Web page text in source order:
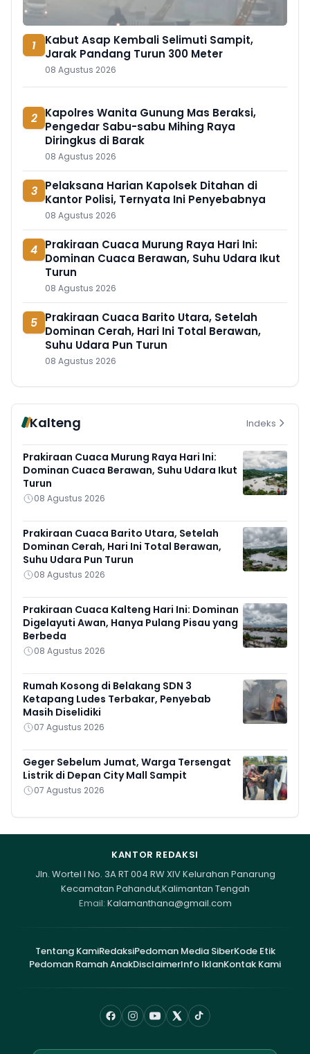
1
Kabut Asap Kembali Selimuti Sampit,
Jarak Pandang Turun 300 Meter
08 Agustus 2026
2 Kapolres Wanita Gunung Mas Beraksi,
Pengedar Sabu-sabu Mihing Raya
Diringkus di Barak
08 Agustus 2026
3 Pelaksana Harian Kapolsek Ditahan di
Kantor Polisi, Ternyata Ini Penyebabnya
08 Agustus 2026
4 Prakiraan Cuaca Murung Raya Hari Ini:
Dominan Cuaca Berawan, Suhu Udara Ikut
Turun
08 Agustus 2026
5 Prakiraan Cuaca Barito Utara, Setelah
Dominan Cerah, Hari Ini Total Berawan,
Suhu Udara Pun Turun
08 Agustus 2026
Kalteng Indeks
Prakiraan Cuaca Murung Raya Hari Ini:
Dominan Cuaca Berawan, Suhu Udara Ikut
Turun
08 Agustus 2026
Prakiraan Cuaca Barito Utara, Setelah
Dominan Cerah, Hari Ini Total Berawan,
Suhu Udara Pun Turun
08 Agustus 2026
Prakiraan Cuaca Kalteng Hari Ini: Dominan
Digelayuti Awan, Hanya Pulang Pisau yang
Berbeda
08 Agustus 2026
Rumah Kosong di Belakang SDN 3
Ketapang Ludes Terbakar, Penyebab
Masih Diselidiki
07 Agustus 2026
Geger Sebelum Jumat, Warga Tersengat
Listrik di Depan City Mall Sampit
07 Agustus 2026
KANTOR REDAKSI
Jln. Wortel I No. 3A RT 004 RW XIV Kelurahan Panarung
Kecamatan Pahandut,Kalimantan Tengah
Email: Kalamanthana@gmail.com
Tentang KamiRedaksiPedoman Media SiberKode Etik
Pedoman Ramah AnakDisclaimerInfo IklanKontak Kami